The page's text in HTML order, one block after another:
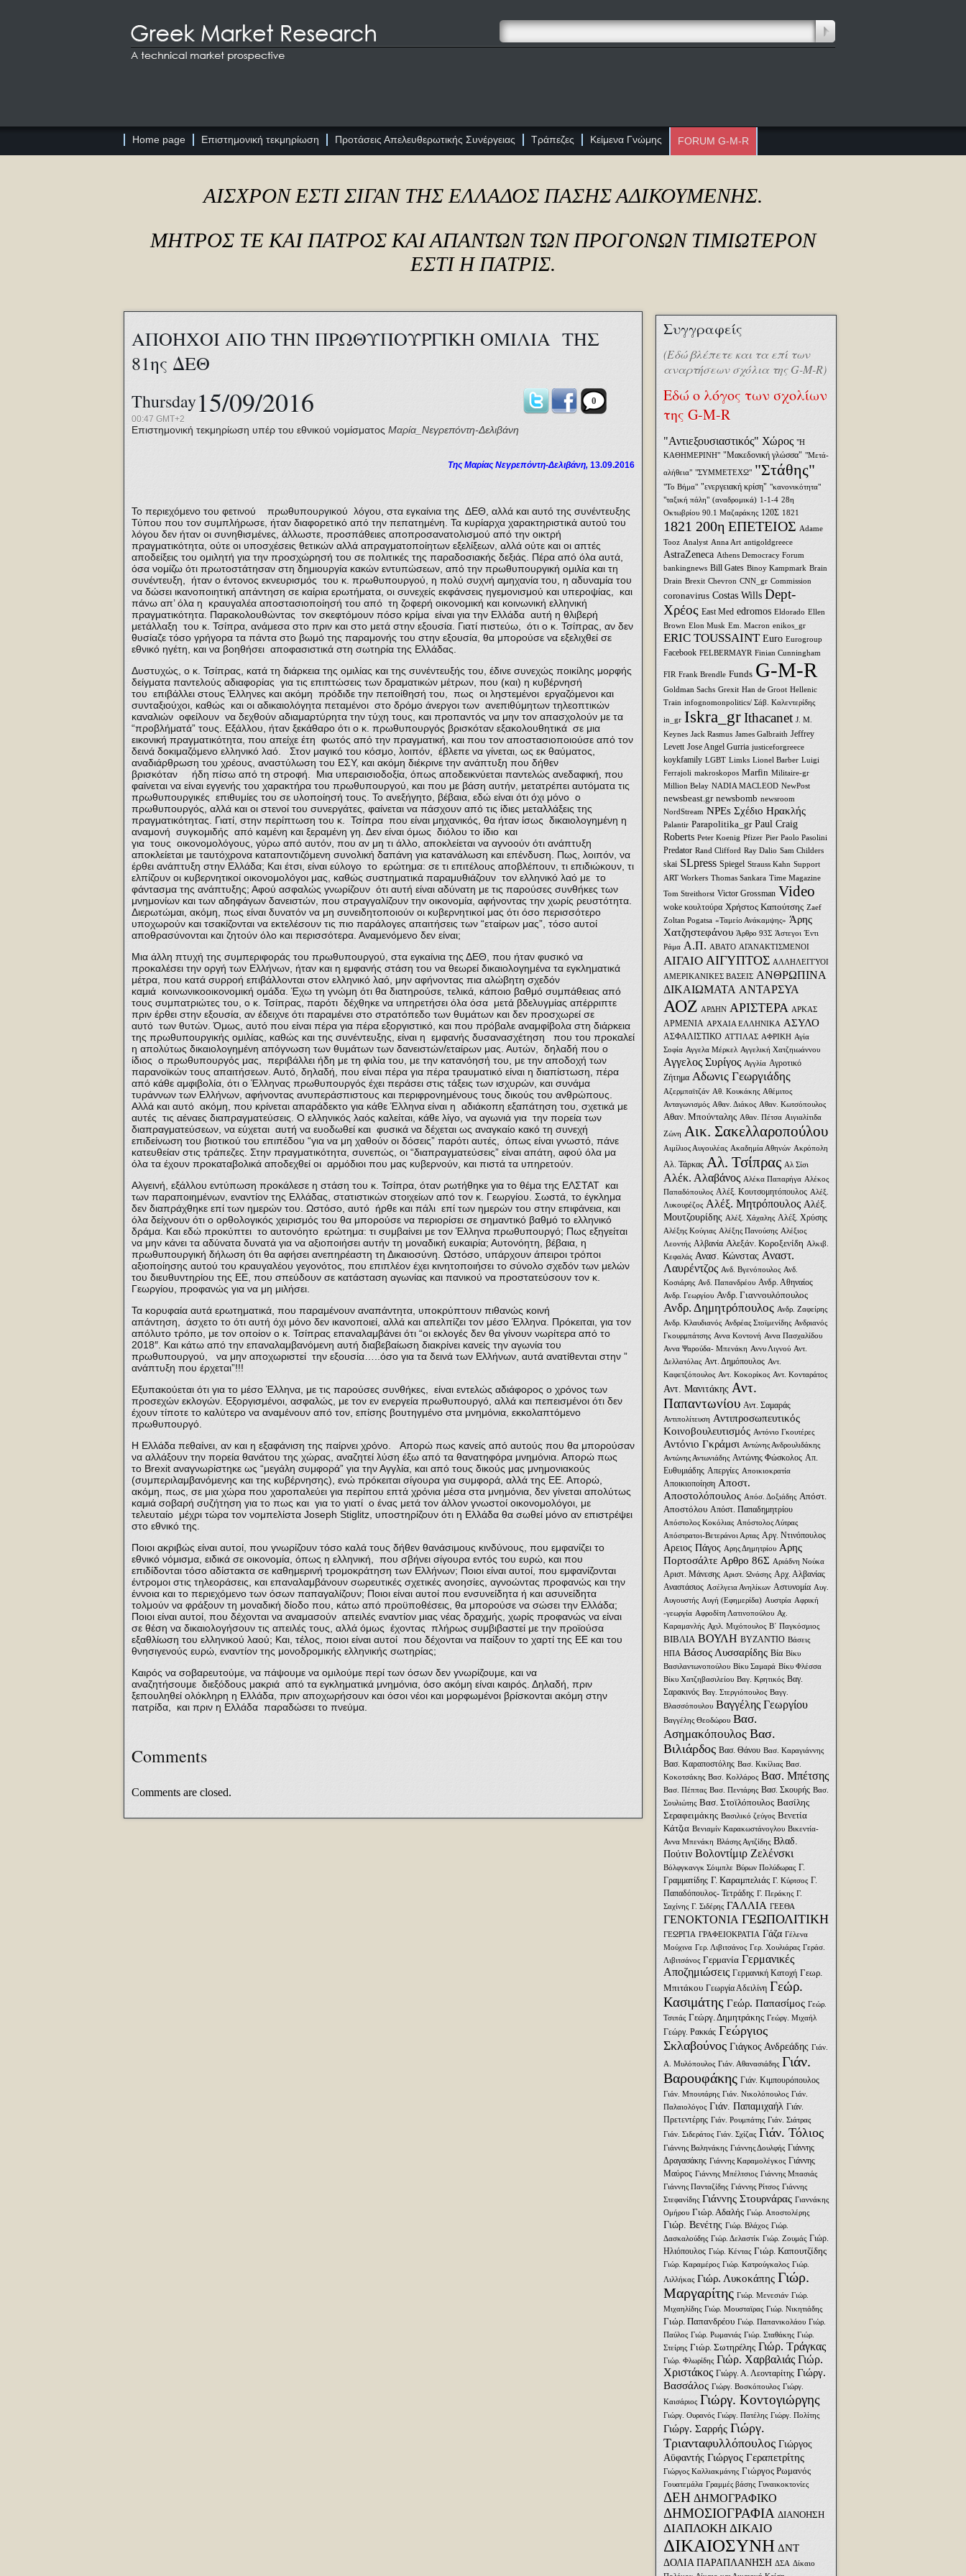
Home page Επιστημονική τεκμηρίωση Προτάσεις Απελευθερωτικής Συνέργειας Τράπεζες Κείμενα Γνώμης FORUM G-M-R
ΑΙΣΧΡΟΝ ΕΣΤΙ ΣΙΓΑΝ ΤΗΣ ΕΛΛΑΔΟΣ ΠΑΣΗΣ ΑΔΙΚΟΥΜΕΝΗΣ.
ΜΗΤΡΟΣ ΤΕ ΚΑΙ ΠΑΤΡΟΣ ΚΑΙ ΑΠΑΝΤΩΝ ΤΩΝ ΠΡΟΓΟΝΩΝ ΤΙΜΙΩΤΕΡΟΝ
ΕΣΤΙ Η ΠΑΤΡΙΣ.
ΑΠΟΗΧΟΙ ΑΠΟ ΤΗΝ ΠΡΩΘΥΠΟΥΡΓΙΚΗ ΟΜΙΛΙΑ ΤΗΣ
81ης ΔΕΘ
Thursday15/09/2016
00:47 GMT+2
Επιστημονική τεκμηρίωση υπέρ του εθνικού νομίσματος Μαρία_Νεγρεπόντη-Δελιβάνη
0
Της Μαρίας Νεγρεπόντη-Δελιβάνη, 13.09.2016
Το περιεχόμενο του φετινού πρωθυπουργικού λόγου, στα εγκαίνια της ΔΕΘ, αλλά και αυτό της συνέντευξης
Τύπου που τον συμπλήρωσε, ήταν διαφορετικό από την πεπατημένη. Τα κυρίαρχα χαρακτηριστικά αυτού του
λόγου δεν ήταν οι συνηθισμένες, άλλωστε, προσπάθειες αποπροσανατολισμού από την οικτρή
πραγματικότητα, ούτε οι υποσχέσεις θετικών αλλά απραγματοποίητων εξελίξεων, αλλά ούτε και οι απτές
αποδείξεις του ομιλητή για την προσχώρησή του σε πολιτικές της παραδοσιακής δεξιάς. Πέρα από όλα αυτά,
όσα νομίζω ότι πρωτοστάτησαν στη δημιουργία κακών εντυπώσεων, από την πρωθυπουργική ομιλία και τη
συνέντευξη, ήταν ο έντονος εκνευρισμός του κ. πρωθυπουργού, η πολύ συχνή αμηχανία του, η αδυναμία του
να δώσει ικανοποιητική απάντηση σε καίρια ερωτήματα, οι συνεχείς εκφάνσεις ηγεμονισμού και υπεροψίας, και
πάνω απ’ όλα η κραυγαλέα αποστασιοποίησή του από τη ζοφερή οικονομική και κοινωνική ελληνική
πραγματικότητα. Παρακολουθώντας τον σκεφτόμουν πόσο κρίμα είναι για την Ελλάδα αυτή η θλιβερή
μετάλλαξη του κ. Τσίπρα, ανάμεσα στο πριν και στο μετά στην εξουσία. Γιατί πιστεύω, ότι ο κ. Τσίπρας, αν δεν
θυσίαζε τόσο γρήγορα τα πάντα στο βωμό της παραμονής του στην εξουσία, θα μπορούσε να εξελιχθεί σε
εθνικό ηγέτη, και να βοηθήσει αποφασιστικά στη σωτηρία της Ελλάδας.
Δυστυχώς, ο κ. Τσίπρας, κατά τη διάρκεια της ομιλίας και της συνέντευξής του, έδινε συνεχώς ποικίλης μορφής
δείγματα παντελούς αδιαφορίας για τις επιπτώσεις των δραματικών μέτρων, που (και) η κυβέρνησή
του επιβάλλει στους Έλληνες και ακόμη πρόδιδε την πεποίθησή του, πως οι ληστεμένοι εργαζόμενοι και
συνταξιούχοι, καθώς και οι αδικαιολόγητα πεταμένοι στο δρόμο άνεργοι των ανεπιθύμητων τηλεοπτικών
καναλιών οφείλουν να δεχθούν αδιαμαρτύρητα την τύχη τους, και προπαντός να μην τον απασχολούν με τα
“προβλήματά” τους. Εξάλλου, ήταν ξεκάθαρο ότι ο κ. πρωθυπουργός βρισκόταν εξακολουθητικά σε μια
εικονική πραγματικότητα, που απείχε έτη φωτός από την πραγματική, και που τον αποστασιοποιούσε από τον
δεινά δοκιμαζόμενο ελληνικό λαό. Στον μαγικό του κόσμο, λοιπόν, έβλεπε να γίνεται, ως εκ θαύματος,
αναδιάρθρωση του χρέους, αναστύλωση του ΕΣΥ, και ακόμη διέκρινε την ανάπτυξη που δήθεν
βρισκόταν ήδη πίσω από τη στροφή. Μια υπεραισιοδοξία, όπως αποδεικνύεται παντελώς ανεδαφική, που
φαίνεται να είναι εγγενής του χαρακτήρα του πρωθυπουργού, και που με βάση αυτήν, μετατρέπει αυτόματα τις
πρωθυπουργικές επιθυμίες του σε υλοποίησή τους. Το ανεξήγητο, βέβαια, εδώ είναι ότι όχι μόνο ο
πρωθυπουργός, αλλά και οι στενοί του συνεργάτες, φαίνεται να πάσχουν από τις ίδιες μεταλλάξεις της
πραγματικότητας. Γιατί, στην περίπτωση του κ. Τσίπρα που είναι μηχανικός, θα ήταν ίσως δικαιολογημένη η
αναμονή συγκομιδής από καμένη και ξεραμένη γη. Δεν είναι όμως διόλου το ίδιο και
για τους οικονομολόγους, γύρω από αυτόν, που αν μη τι άλλο, αποκλείεται να αγνοούν ότι ανάπτυξη
αποκλείεται με ταυτόχρονα καταποντιζόμενη συνολική δαπάνη για κατανάλωση και επένδυση. Πως, λοιπόν, να
έρθει ανάπτυξη στην Ελλάδα; Και έτσι, είναι εύλογο το ερώτημα: σε τι επιτέλους αποβλέπουν, τι επιδιώκουν, τι
ελπίζουν οι κυβερνητικοί οικονομολόγοι μας, καθώς συστηματικά παραμυθιάζουν τον ελληνικό λαό με το
φάντασμα της ανάπτυξης; Αφού ασφαλώς γνωρίζουν ότι αυτή είναι αδύνατη με τις παρούσες συνθήκες των
μνημονίων και των αδηφάγων δανειστών, που στραγγαλίζουν την οικονομία, αφήνοντας την χωρίς ρευστότητα.
Διερωτώμαι, ακόμη, πως είναι δυνατόν να μη συνειδητοποιούν οι κυβερνητικοί μας ότι όσο περισσότερο
υποχωρούν και τσακίζονται να εκτελέσουν τις πιο παράλογες απαιτήσεις των “εταίρων μας”, τόσο αυτοί
αποθρασύνονται και ζητούν όλο και περισσότερα. Αναμενόμενο δεν είναι;
Μια άλλη πτυχή της συμπεριφοράς του πρωθυπουργού, στα εγκαίνια της ΔΕΘ, που ήταν φυσικό να
προκαλέσει την οργή των Ελλήνων, ήταν και η εμφανής στάση του να θεωρεί δικαιολογημένα τα εγκληματικά
μέτρα, που κατά συρροή επιβάλλονται στον ελληνικό λαό, μην αφήνοντας πια αλώβητη σχεδόν
καμιά κοινωνικοοικονομική ομάδα. Έχω τη γνώμη ότι θα διατηρούσε, τελικά, κάποιο βαθμό συμπάθειας από
τους συμπατριώτες του, ο κ. Τσίπρας, παρότι δέχθηκε να υπηρετήσει όλα όσα μετά βδελυγμίας απέρριπτε
πριν έρθει στην εξουσία, αν έδειχνε ότι παραμένει στο στρατόπεδο των θυμάτων και δεν προσχωρεί σε
αυτό των θυτών. Όμως, αυτό που είναι πέρα για πέρα εξοργιστικό, και που πρόβαλε αναμφίβολα στη διάρκεια
της πρωθυπουργικής ομιλίας, καθώς και της συνέντευξης, είναι η εμφανής δυσανασχέτηση που του προκαλεί
η απολύτως δικαιολογημένη απόγνωση των θυμάτων των δανειστών/εταίρων μας. Αυτών, δηλαδή που ο
ίδιος ο πρωθυπουργός μας, περιβάλλει ήδη με τη φιλία του, με την κατανόησή του, με την αποδοχή των
παρανοϊκών τους απαιτήσεων. Αυτό, δηλαδή, που είναι πέρα για πέρα τραυματικό είναι η διαπίστωση, πέρα
από κάθε αμφιβολία, ότι ο Έλληνας πρωθυπουργός έχει περάσει στις τάξεις των ισχυρών, και συνάμα
τυράννων των Ελλήνων, αφήνοντας ανυπεράσπιστους και περιφρονημένους τους δικούς του ανθρώπους.
Αλλά και αυτό ακόμη, που κρίνεται απαράδεκτο για κάθε Έλληνα είναι η αδιάκοπη εξαπάτηση του, σχετικά με
αυτές τις αέναες διαπραγματεύσεις. Ο ελληνικός λαός καλείται, κάθε λίγο, να αγωνιά για την πορεία των
διαπραγματεύσεων, να εύχεται αυτή να ευοδωθεί και φυσικά να δέχεται ως αναγκαίο κακό τη συνεχή
επιδείνωση του βιοτικού του επιπέδου “για να μη χαθούν οι δόσεις” παρότι αυτές, όπως είναι γνωστό, πάνε
κατευθείαν στις τράπεζες. Στην πραγματικότητα, συνεπώς, οι “διαπραγματεύσεις” είναι απάτη, αφού όλα μα
όλα τα έχουν προκαταβολικά αποδεχθεί οι αρμόδιοι που μας κυβερνούν, και πιστά τα υπηρετούν.
Αλγεινή, εξάλλου εντύπωση προκάλεσε η στάση του κ. Τσίπρα, όταν ρωτήθηκε για το θέμα της ΕΛΣΤΑΤ και
των παραποιημένων, εναντίον της Ελλάδας, στατιστικών στοιχείων από τον κ. Γεωργίου. Σωστά, το έγκλημα
δεν διαπράχθηκε επί των ημερών του. Ωστόσο, αυτό ήρθε και πάλι επί των ημερών του στην επιφάνεια, και
όλα δείχνουν ότι ο ορθολογικός χειρισμός του θα μπορούσε να περιορίσει σε σημαντικό βαθμό το ελληνικό
δράμα. Και εδώ προκύπτει το αυτονόητο ερώτημα: τι συμβαίνει με τον Έλληνα πρωθυπουργό; Πως εξηγείται
να μην κάνει τα αδύνατα δυνατά για να αξιοποιήσει αυτήν τη μοναδική ευκαιρία; Αυτονόητη, βέβαια, η
πρωθυπουργική δήλωση ότι θα αφήσει ανεπηρέαστη τη Δικαιοσύνη. Ωστόσο, υπάρχουν άπειροι τρόποι
αξιοποίησης αυτού του κραυγαλέου γεγονότος, που επιπλέον έχει κινητοποιήσει το σύνολο σχεδόν των μελών
του διευθυντηρίου της ΕΕ, που σπεύδουν σε κατάσταση αγωνίας και πανικού να προστατεύσουν τον κ.
Γεωργίου, προφανώς για να μη μιλήσει.
Τα κορυφαία αυτά ερωτηματικά, που παραμένουν αναπάντητα, υποκρύπτουν πιθανώς κοινή
απάντηση, άσχετο το ότι αυτή όχι μόνο δεν ικανοποιεί, αλλά και απελπίζει τον μέσο Έλληνα. Πρόκειται, για τον
απόλυτο τρόπο, με τον οποίον ο κ. Τσίπρας επαναλαμβάνει ότι “οι εκλογές δεν θα γίνουν νωρίτερα από το
2018″. Και κάτω από την επαναλαμβανόμενη αυτή διαβεβαίωση διακρίνει κανείς την αγωνία του
πρωθυπουργού, να μην αποχωριστεί την εξουσία…..όσο για τα δεινά των Ελλήνων, αυτά ανατίθενται στην ”
ανάπτυξη που έρχεται”!!!
Εξυπακούεται ότι για το μέσο Έλληνα, με τις παρούσες συνθήκες, είναι εντελώς αδιάφορος ο χρόνος των
προσεχών εκλογών. Εξοργισμένοι, ασφαλώς, με τον εν ενεργεία πρωθυπουργό, αλλά και πεπεισμένοι ότι δεν
έχουν τίποτε το καλύτερο να αναμένουν από τον, επίσης βουτηγμένο στα μνημόνια, εκκολαπτόμενο
πρωθυπουργό.
Η Ελλάδα πεθαίνει, αν και η εξαφάνιση της παίρνει χρόνο. Απορώ πως κανείς από αυτούς που θα μπορούσαν
να αλλάξουν την πορεία θανάτου της χώρας, αναζητεί λύση έξω από τα θανατηφόρα μνημόνια. Απορώ πως
το Brexit αναγνωρίστηκε ως “μεγάλη συμφορά” για την Αγγλία, και από τους δικούς μας μνημονιακούς
(συμπεριλαμβανόμενης και της κυβέρνησης), ενώ πρόκειται σίγουρα για συμφορά, αλλά της ΕΕ. Απορώ,
ακόμη, πως, σε μια χώρα που χαροπαλεύει για περίπου επτά χρόνια μέσα στα μνημόνια, δεν γίνεται απολύτως
καμιά σοβαρή συζήτηση για το πως και για το γιατί ο ένας μετά τον άλλον γνωστοί οικονομολόγοι, με
τελευταίο μέχρι τώρα τον νομπελίστα Joseph Stiglitz, υποστηρίζουν ότι η Ελλάδα θα σωθεί μόνο αν επιστρέψει
στο εθνικό της.
Ποιοι ακριβώς είναι αυτοί, που γνωρίζουν τόσο καλά τους δήθεν θανάσιμους κινδύνους, που εμφανίζει το
εθνικό νόμισμα, ειδικά σε οικονομία, όπως η ελληνική, που σβήνει σίγουρα εντός του ευρώ, και που
επιδίδονται τόσο αδίστακτα σε καθημερινή τρομοκράτηση των Ελλήνων; Ποιοι είναι αυτοί, που εμφανίζονται
έντρομοι στις τηλεοράσεις, και επαναλαμβάνουν σωρευτικές σχετικές ανοησίες, αγνοώντας προφανώς και την
έννοια και το περιεχόμενο των όσων παπαγαλίζουν; Ποιοι είναι αυτοί που ενσυνείδητα ή και ασυνείδητα
τολμούν να φράξουν τη μοναδική δίοδο που, κάτω από προϋποθέσεις, θα μπορούσε να σώσει την Ελλάδα;
Ποιοι είναι αυτοί, που δέχονται να αναμασούν απειλές εναντίον μιας νέας δραχμής, χωρίς προφανώς να είναι
σε θέση να δικαιολογήσουν τις απειλές τους, αλλά όμως έχοντας πλήρως συμβιβαστεί με την προϊούσα
εξαθλίωση του ελληνικού λαού; Και, τέλος, ποιοι είναι αυτοί που δέχονται να παίξουν το χαρτί της ΕΕ και του
θνησιγενούς ευρώ, εναντίον της μονοδρομικής ελληνικής σωτηρίας;
Καιρός να σοβαρευτούμε, να πάψουμε να ομιλούμε περί των όσων δεν γνωρίζουμε, και να
αναζητήσουμε διεξόδους μακριά από τα εγκληματικά μνημόνια, όσο ακόμη είναι καιρός. Δηλαδή, πριν
ξεπουληθεί ολόκληρη η Ελλάδα, πριν αποχωρήσουν και όσοι νέοι και μορφωμένοι βρίσκονται ακόμη στην
πατρίδα, και πριν η Ελλάδα παραδώσει το πνεύμα.
Comments
Comments are closed.
Συγγραφείς
(Εδώ βλέπετε και τα επί των
αναρτήσεων σχόλια της G-M-R)
Εδώ ο λόγος των σχολίων
της G-M-R
"Αντιεξουσιαστικός" Χώρος "Η
ΚΑΘΗΜΕΡΙΝΗ" "Μακεδονική γλώσσα" "Μετά-
αλήθεια" "ΣΥΜΜΕΤΕΧΩ" "Στάθης"
"Το Βήμα" "ενεργειακή κρίση" "κανονικότητα"
"ταξική πάλη" (αναδρομικά) 1-1-4 28η
Οκτωβρίου 90.1 Μαζαράκης 120Σ 1821
1821 200η ΕΠΕΤΕΙΟΣ Adame
Tooz Analyst Anna Art antigoldgreece
AstraZeneca Athens Democracy Forum
bankingnews Bill Gates Binoy Kampmark Brain
Drain Brexit Chevron CNN_gr Commission
coronavirus Costas Wills Dept-
Χρέος East Med edromos Eldorado Ellen
Brown Elon Musk Em. Macron enikos_gr
ERIC TOUSSAINT Euro Eurogroup
Facebook FELBERMAYR Finian Cunningham
FIR Frank Brendle Funds G-M-R
Goldman Sachs Grexit Han de Groot Hellenic
Train infognomonpolitics/ Σάβ. Καλεντερίδης
in_gr Iskra_grIthacanet J. M.
Keynes Jack Rasmus James Galbraith Jeffrey
Levett Jose Angel Gurria justiceforgreece
koykfamily LGBT Limks Lionel Barber Luigi
Ferrajoli makroskopos Marfin Militaire-gr
Million Belay NADIA MACLEOD NewPost
newsbeast.gr newsbomb newsroom
NordStream NPEs Σχέδιο Ηρακλής
Palantir Parapolitika_gr Paul Craig
Roberts Peter Koenig Pfizer Pier Paolo Pasolini
Predator Rand Clifford Ray Dalio Sam Childers
skai SLpress Spiegel Strauss Kahn Support
ART Workers Thomas Sankara Time Magazine
Tom Streithorst Victor Grossman Video
woke κουλτούρα Xρήστος Καπούτσης Zaef
Zoltan Pogatsa «Ταμείο Ανάκαμψης» Άρης
Χατζηστεφάνου Άρθρο 93Σ Άστεγοι Έντι
Ράμα Α.Π. ΑΒΑΤΟ ΑΓΑΝΑΚΤΙΣΜΕΝΟΙ
ΑΙΓΑΙΟ ΑΙΓΥΠΤΟΣ ΑΛΛΗΛΕΓΓΥΟΙ
ΑΜΕΡΙΚΑΝΙΚΕΣ ΒΑΣΕΙΣ ΑΝΘΡΩΠΙΝΑ
ΔΙΚΑΙΩΜΑΤΑ ΑΝΤΑΡΣΥΑ
ΑΟΖ ΑΡΔΗΝ ΑΡΙΣΤΕΡΑ ΑΡΚΑΣ
ΑΡΜΕΝΙΑ ΑΡΧΑΙΑ ΕΛΛΗΝΙΚΑ ΑΣΥΛΟ
ΑΣΦΑΛΙΣΤΙΚΟ ΑΤΤΙΛΑΣ ΑΦΡΙΚΗ Αγία
Σοφία Αγγελα Μέρκελ Αγγελική Χατζηιωάννου
Αγγελος Συρίγος Αγγλία Αγροτικό
Ζήτημα Αδωνις Γεωργιάδης
Αζερμπαϊτζάν Αθ. Κουκάκης Αθέμιτος
Ανταγωνισμός Αθαν. Διάκος Αθαν. Κωτσόπουλος
Αθαν. Μπούνταλης Αθαν. Πέτσα Αιγιαλίτιδα
Ζώνη Αικ. Σακελλαροπούλου
Αιμίλιος Αυγουλέας Ακαδημία Αθηνών Ακρόπολη
Αλ. Τάρκας Αλ. Τσίπρας Αλ Σίσι
Αλέκ. Αλαβάνος Αλέκα Παπαρήγα Αλέκος
Παπαδόπουλος Αλέξ. Κουτσομητόπουλος Αλέξ.
Λυκουρέζος Αλέξ. Μητρόπουλος Αλέξ.
Μουτζουρίδης Αλέξ. Χάχαλης Αλέξ. Χρύσης
Αλέξης Κούγιας Αλέξης Πανούσης Αλέξιος
Λεοντής Αλβανία Αλεξάν. Κοροξενίδη Αλκιβ.
Κεφαλάς Ανασ. Κώνστας Αναστ.
Λαυρέντζος Ανδ. Βγενόπουλος Ανδ.
Κοσιάρης Ανδ. Παπανδρέου Ανδρ. Αθηναίος
Ανδρ. Γεωργίου Ανδρ. Γιαννουλόπουλος
Ανδρ. Δημητρόπουλος Ανδρ. Ζαφείρης
Ανδρ. Κλαυδιανός Ανδρέας Στοϊμενίδης Ανδριανός
Γκουρμπάτσης Αννα Κοντονή Αννα Πασχαλίδου
Αννα Ψαρούδα- Μπενάκη Αννυ Λιγνού Αντ.
Δελλατόλας Αντ. Δημόπουλος Αντ.
Καφετζόπουλος Αντ. Κοκορίκος Αντ. Κονταράτος
Αντ. Μανιτάκης Αντ.
Παπαντωνίου Αντ. Σαμαράς
Αντιπολίτευση Αντιπροσωπευτικός
Κοινοβουλευτισμός Αντόνιο Γκουτέρες
Αντόνιο Γκράμσι Αντώνης Ανδρουλιδάκης
Αντώνης Αντωνιάδης Αντώνης Φώσκολος Απ.
Ευθυμιάδης Απεργίες Αποικιοκρατία
Αποικιοποίηση Αποστ.
Αποστολόπουλος Απόσ. Δοξιάδης Απόστ.
Αποστόλου Απόστ. Παπαδημητρίου
Απόστολος Κοκόλιας Απόστολος Λύτρας
Απόστρατοι-Βετεράνοι Αρτας Αργ. Ντινόπουλος
Αρειος Πάγος Αρης Δημητρίου Αρης
Πορτοσάλτε Αρθρο 86Σ Αριάδνη Nούκα
Αριστ. Μάνεσης Αριστ. Ωνάσης Αρχ. Αλβανίας
Αναστάσιος Ασέλγεια Ανηλίκων Αστυνομία Αυγ.
Αυγουστής Αυγή (Εφημερίδα) Αυστρία Αφρική
-γεωργία Αφροδίτη Λατινοπούλου Αχ.
Καραμανλής Αχιλ. Μιχόπουλος Β΄ Παγκόσμιος
ΒΙΒΛΙΑ ΒΟΥΛΗ ΒΥΖΑΝΤΙΟ Βάσεις
ΗΠΑ Βάσος Λυσσαρίδης Βία Βίκυ
Βασιλαντωνοπούλου Βίκυ Σαμαρά Βίκυ Φλέσσα
Βίκυ Χατζηβασιλείου Βαγ. Κρητικός Βαγ.
Σαρακινός Βαγ. Στεργιόπουλος Βαγγ.
Βλασσόπουλου Βαγγέλης Γεωργίου
Βαγγέλης Θεοδώρου Βασ.
Ασημακόπουλος Βασ.
Βιλιάρδος Βασ. Θάνου Βασ. Καραγιάννης
Βασ. Καραποστόλης Βασ. Κικίλιας Βασ.
Κοκοτσάκης Βασ. Κολλάρος Βασ. Μπέτσης
Βασ. Πέππας Βασ. Πεντάρης Βασ. Σκουρής Βασ.
Σουλιώτης Βασ. Στοϊλόπουλος Βασίλης
Σεραφειμάκης Βασιλικό ζεύγος Βενετία
Κάτζια Βενιαμίν Καρακωστάνογλου Βικεντία-
Αννα Μπενάκη Βλάσης Αγτζίδης Βλαδ.
Πούτιν Βολοντίμιρ Ζελένσκι
Βόλφγκανγκ Σόιμπλε Βύρων Πολύδωρας Γ.
Γραμματίδης Γ. Καραμπελιάς Γ. Κύρτσος Γ.
Παπαδόπουλος- Τετράδης Γ. Περάκης Γ.
Σαχίνης Γ. Σιδέρης ΓΑΛΛΙΑ ΓΕΕΘΑ
ΓΕΝΟΚΤΟΝΙΑ ΓΕΩΠΟΛΙΤΙΚΗ
ΓΕΩΡΓΙΑ ΓΡΑΦΕΙΟΚΡΑΤΙΑ Γάζα Γέλενα
Μούχινα Γερ. Λιβιτσάνος Γερ. Χουλιάρας Γεράσ.
Λιβιτσάνος Γερμανία Γερμανικές
Αποζημιώσεις Γερμανική Κατοχή Γεωρ.
Μπιτάκου Γεωργία Αδειλίνη Γεώρ.
Κασιμάτης Γεώρ. Παπασίμος Γεώρ.
Τσιπάς Γεώργ. Δημητράκης Γεώργ. Μιχαήλ
Γεώργ. Ρακκάς Γεώργιος
Σκλαβούνος Γιάγκος Ανδρεάδης Γιάν.
Α. Μυλόπουλος Γιάν. Αθανασιάδης Γιάν.
Βαρουφάκης Γιάν. Κιμπουρόπουλος
Γιάν. Μπουτάρης Γιάν. Νικολόπουλος Γιάν.
Παλαιολόγος Γιάν. Παπαμιχαήλ Γιάν.
Πρετεντέρης Γιάν. Ρουμπάτης Γιάν. Σιάτρας
Γιάν. Σιδεράτος Γιάν. Σχίζας Γιάν. Τόλιος
Γιάννης Βαληνάκης Γιάννης Δουλφής Γιάννης
Δραγασάκης Γιάννης Καραμολέγκος Γιάννης
Μαύρος Γιάννης Μπέλτσιος Γιάννης Μπασιάς
Γιάννης Πανταζίδης Γιάννης Ρίτσος Γιάννης
Στεφανίδης Γιάννης Στουρνάρας Γιαννάκης
Ομήρου Γιώρ. Αδαλής Γιώρ. Αποστολέρης
Γιώρ. Βενέτης Γιώρ. Βλάχος Γιώρ.
Δασκαλούδης Γιώρ. Δελαστίκ Γιώρ. Ζουμάς Γιώρ.
Ηλιόπουλος Γιώρ. Κέντας Γιώρ. Καπουτζίδης
Γιώρ. Καραμέρος Γιώρ. Κατρούγκαλος Γιώρ.
Λιλλήκας Γιώρ. Λυκοκάπης Γιώρ.
Μαργαρίτης Γιώρ. Μενεσιάν Γιώρ.
Μιχαηλίδης Γιώρ. Μουσταϊρας Γιώρ. Νικητιάδης
Γιώρ. Παπανδρέου Γιώρ. Παπανικολάου Γιώρ.
Παύλος Γιώρ. Ρωμανιάς Γιώρ. Σταθάκης Γιώρ.
Στείρης Γιώρ. Σωτηρέλης Γιώρ. Τράγκας
Γιώρ. Φλωρίδης Γιώρ. Χαρβαλιάς Γιώρ.
Χριστάκος Γιώργ. Α. Λεονταρίτης Γιώργ.
Βασσάλος Γιώργ. Βοσκόπουλος Γιώργ.
Καισάριος Γιώργ. Κοντογιώργης
Γιώργ. Ουρανός Γιώργ. Πατέλης Γιώργ. Πολίτης
Γιώργ. Σαρρής Γιώργ.
Τριανταφυλλόπουλος Γιώργος
Αϋφαντής Γιώργος Γεραπετρίτης
Γιώργος Καλλιακμάνης Γιώργος Ρωμανός
Γουατεμάλα Γραμμές βάσης Γυναικοκτονίες
ΔΕΗ ΔΗΜΟΓΡΑΦΙΚΟ
ΔΗΜΟΣΙΟΓΡΑΦΙΑ ΔΙΑΝΟΗΣΗ
ΔΙΑΠΛΟΚΗ ΔΙΚΑΙΟ
ΔΙΚΑΙΟΣΥΝΗ ΔΝΤ
ΔΟΛΙΑ ΠΑΡΑΠΛΑΝΗΣΗ ΔΣΑ Δίκαιο